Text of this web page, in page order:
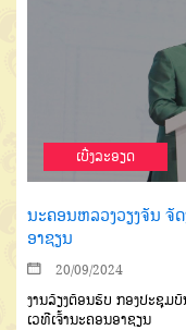
ເບີ່ງລະອຽດ
ນະຄອນຫລວງວຽງຈັນ ຈັ
ອາຊຽນ
20/09/2024
ງານລ້ຽງຕ້ອນຮັບ ກອງປະຊຸມ
ເວທີເຈົ້ານະຄອນອາຊຽນ